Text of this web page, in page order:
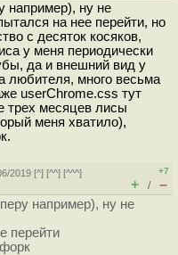
например), ну не
на нее перейти, но
с десяток косяков,
у меня периодически
да и внешний вид у
любителя, много весьма
userChrome.css тут
трех месяцев лисы
меня хватило),
2019 [^] [^^] [^^^]
+7
+ / –
например), ну не
перейти